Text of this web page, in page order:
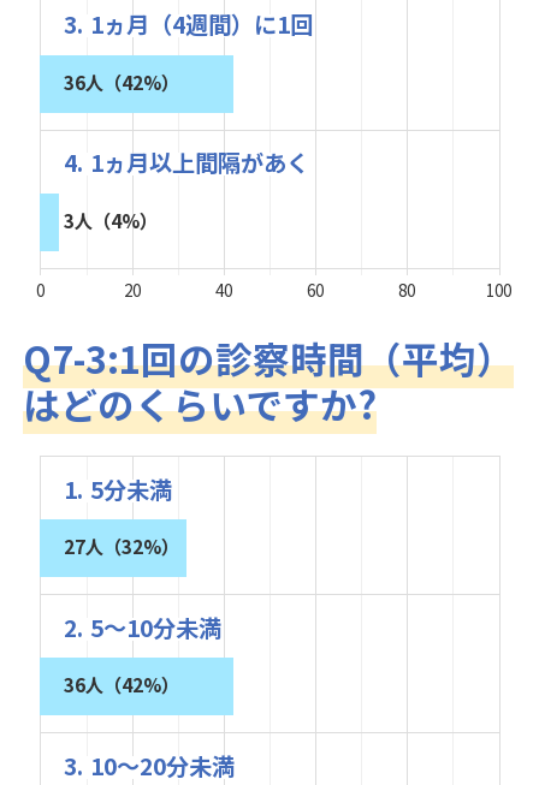
3. 1ヵ月（4週間）に1回
36人（42%）
4. 1ヵ月以上間隔があく
3人（4%）
0 20 40 60 80 100
Q7-3:1回の診察時間（平均）
はどのくらいですか?
1. 5分未満
27人（32%）
2. 5～10分未満
36人（42%）
3. 10～20分未満